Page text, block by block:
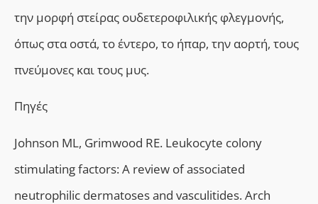
την μορφή στείρας ουδετεροφιλικής φλεγμονής,
όπως στα οστά, το έντερο, το ήπαρ, την αορτή, τους
πνεύμονες και τους μυς.
Πηγές
Johnson ML, Grimwood RE. Leukocyte colony
stimulating factors: A review of associated
neutrophilic dermatoses and vasculitides. Arch